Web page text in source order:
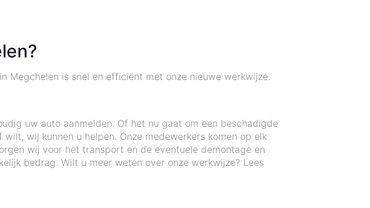
Megchelen is snel en efficiënt met onze nieuwe werkwijze.
uw auto aanmelden. Of het nu gaat om een beschadigde
wij kunnen u helpen. Onze medewerkers komen op elk
wij voor het transport en de eventuele demontage en
bedrag. Wilt u meer weten over onze werkwijze? Lees